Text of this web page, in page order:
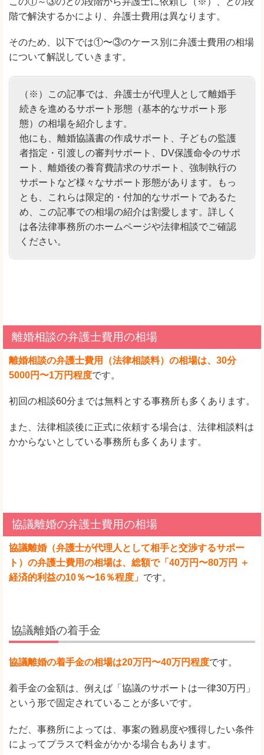
階で解決するかにより、弁護士費用は異なります。
そのため、以下では①〜③のケース別に弁護士費用の相場
について解説していきます。
（※）この記事では、弁護士が代理人として離婚手
続きを進めるサポート形態（基本的なサポート形
態）の相場を紹介します。
他にも、離婚協議書の作成サポート、子どもの監護
者指定・引渡しの審判サポート、DV保護命令のサポ
ート、離婚後の養育費請求のサポート、強制執行の
サポートなど様々なサポート形態があります。もっ
とも、これらは限定的・付加的なサポートであるた
め、この記事での相場の紹介は割愛します。詳しく
は各法律事務所のホームページや法律相談でご確認
ください。
離婚相談の弁護士費用の相場
離婚相談の弁護士費用（法律相談料）の相場は、30分
5000円〜1万円程度です。
初回の相談60分までは無料とする事務所も多くあります。
また、法律相談後に正式に依頼する場合は、法律相談料は
かからないとしている事務所も多くあります。
協議離婚の弁護士費用の相場
協議離婚（弁護士が代理人として相手と交渉するサポー
ト）の弁護士費用の相場は、総額で「40万円〜80万円 ＋
経済的利益の10％〜16％程度」 です。
協議離婚の着手金
協議離婚の着手金の相場は20万円〜40万円程度です。
着手金の金額は、例えば「協議のサポートは一律30万円」
という形で固定されていることが多いです。
ただ、事務所によっては、事案の難易度や獲得したい条件
によってプラスで料金がかかる場合もあります。